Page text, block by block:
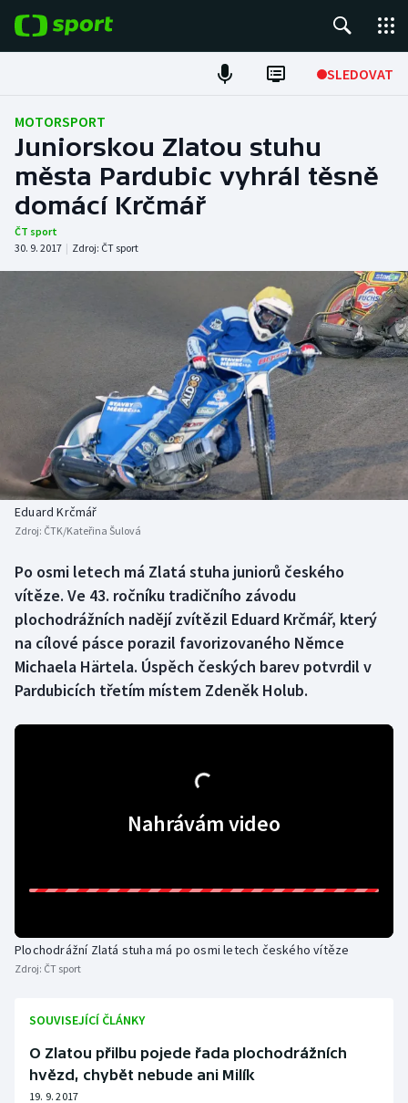
SLEDOVAT
Fotbal
Hokej
Tenis
Atletika
Americký fotbal
Baseball a softbal
Basketbal
Biatlon
Box
Curling
Dostihy
Florbal
Jezdectví
Lezení
NEPŘEHLÉDNĚTE
Soutěže
Historické návraty
Aplikace ČT sport
MOTORSPORT
Juniorskou Zlatou stuhu
města Pardubic vyhrál těsně
domácí Krčmář
ČT sport
30. 9. 2017 | Zdroj: ČT sport
Eduard Krčmář
Zdroj: ČTK/Kateřina Šulová
Po osmi letech má Zlatá stuha juniorů českého
vítěze. Ve 43. ročníku tradičního závodu
plochodrážních nadějí zvítězil Eduard Krčmář, který
na cílové pásce porazil favorizovaného Němce
Michaela Härtela. Úspěch českých barev potvrdil v
Pardubicích třetím místem Zdeněk Holub.
Nahrávám video
Plochodrážní Zlatá stuha má po osmi letech českého vítěze
Zdroj: ČT sport
SOUVISEJÍCÍ ČLÁNKY
O Zlatou přilbu pojede řada plochodrážních
hvězd, chybět nebude ani Milík
19. 9. 2017